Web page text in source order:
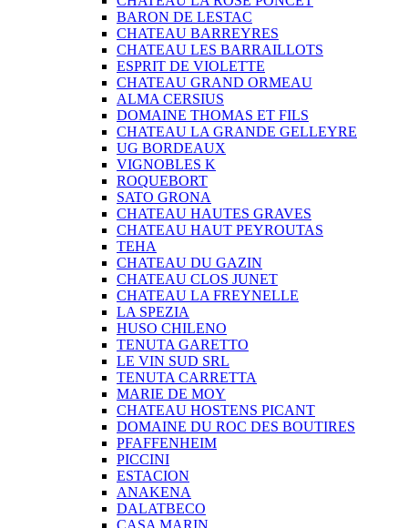
BARON DE LESTAC
CHATEAU BARREYRES
CHATEAU LES BARRAILLOTS
ESPRIT DE VIOLETTE
CHATEAU GRAND ORMEAU
ALMA CERSIUS
DOMAINE THOMAS ET FILS
CHATEAU LA GRANDE GELLEYRE
UG BORDEAUX
VIGNOBLES K
ROQUEBORT
SATO GRONA
CHATEAU HAUTES GRAVES
CHATEAU HAUT PEYROUTAS
TEHA
CHATEAU DU GAZIN
CHATEAU CLOS JUNET
CHATEAU LA FREYNELLE
LA SPEZIA
HUSO CHILENO
TENUTA GARETTO
LE VIN SUD SRL
TENUTA CARRETTA
MARIE DE MOY
CHATEAU HOSTENS PICANT
DOMAINE DU ROC DES BOUTIRES
PFAFFENHEIM
PICCINI
ESTACION
ANAKENA
DALATBECO
CASA MARIN